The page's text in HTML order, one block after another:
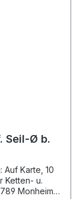
Seil-Ø b.
Ketten- u.
Monheim,